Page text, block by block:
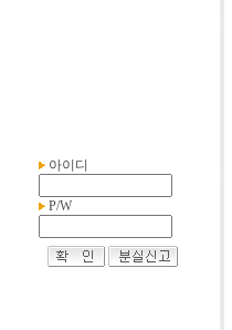
아이디
P/W